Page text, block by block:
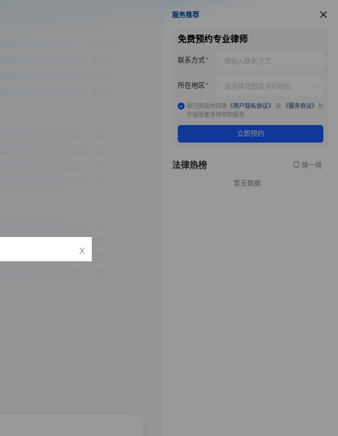
服务推荐
服务推荐
免费预约专业律师
联系方式
所在地区
我已阅读并同意 《用户隐私协议》 及 《服务协议》 允
许接受更多律师的服务
立即预约
法律热榜 换一换
暂无数据
x